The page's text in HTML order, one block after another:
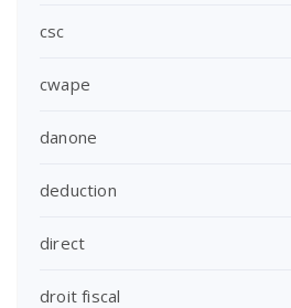
csc
cwape
danone
deduction
direct
droit fiscal